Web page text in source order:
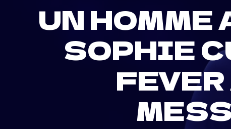
UN HOMME
SOPHIE